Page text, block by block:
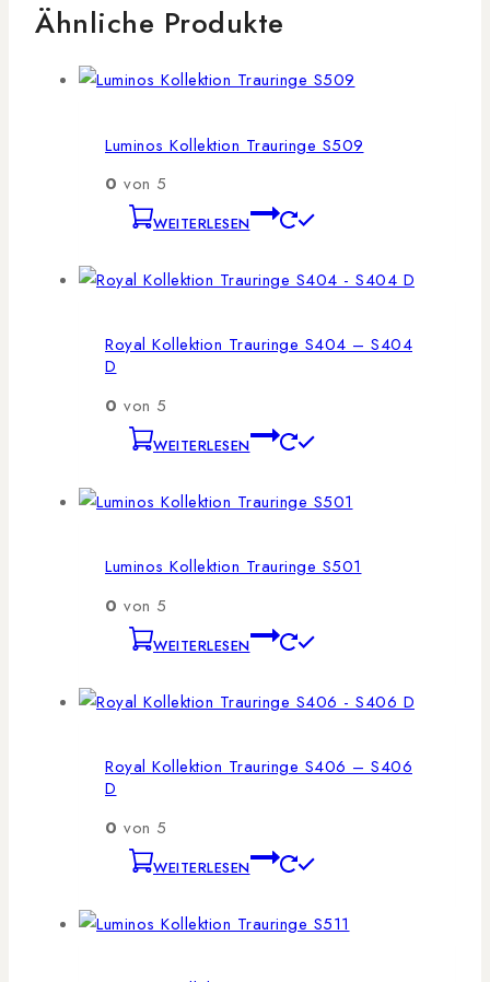
Ähnliche Produkte
Luminos Kollektion Trauringe S509
0 von 5
WEITERLESEN
Royal Kollektion Trauringe S404 – S404
D
0 von 5
WEITERLESEN
Luminos Kollektion Trauringe S501
0 von 5
WEITERLESEN
Royal Kollektion Trauringe S406 – S406
D
0 von 5
WEITERLESEN